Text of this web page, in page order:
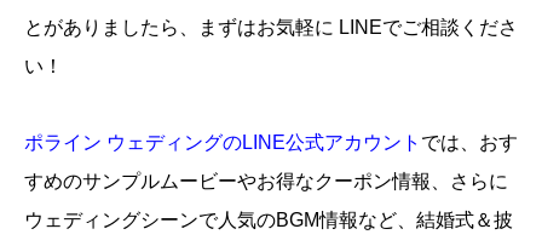
とがありましたら、まずはお気軽に LINEでご相談くださ
い！
ポライン ウェディングのLINE公式アカウント では、 おす
すめのサンプルムービーやお得なクーポン情報、さらに
ウェディングシーンで人気のBGM情報など、結婚式＆披